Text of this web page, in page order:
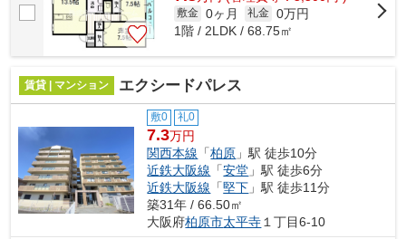
敷金 0ヶ月 礼金 0万円
1階 / 2LDK / 68.75㎡
賃貸 | マンション エクシードパレス
敷0 礼0
7.3万円
関西本線 「柏原 」駅 徒歩10分
近鉄大阪線 「安堂 」駅 徒歩6分
近鉄大阪線 「堅下 」駅 徒歩11分
築31年 / 66.50㎡
大阪府柏原市太平寺 １丁目6-10